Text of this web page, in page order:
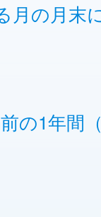
月の月末
の1年間